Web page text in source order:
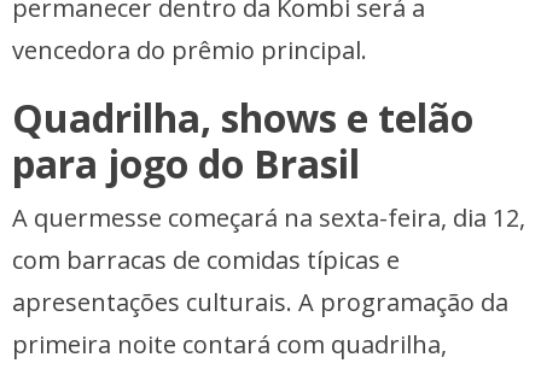
permanecer dentro da Kombi será a
vencedora do prêmio principal.
Quadrilha, shows e telão
para jogo do Brasil
A quermesse começará na sexta-feira, dia 12,
com barracas de comidas típicas e
apresentações culturais. A programação da
primeira noite contará com quadrilha,